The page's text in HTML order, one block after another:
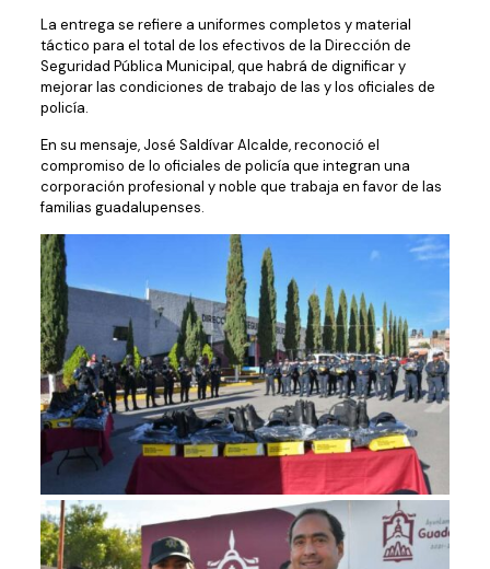
La entrega se refiere a uniformes completos y material
táctico para el total de los efectivos de la Dirección de
Seguridad Pública Municipal, que habrá de dignificar y
mejorar las condiciones de trabajo de las y los oficiales de
policía.
En su mensaje, José Saldívar Alcalde, reconoció el
compromiso de lo oficiales de policía que integran una
corporación profesional y noble que trabaja en favor de las
familias guadalupenses.